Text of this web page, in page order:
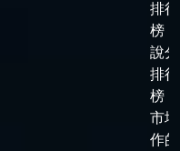
排行
榜
說
排行
榜
市
作